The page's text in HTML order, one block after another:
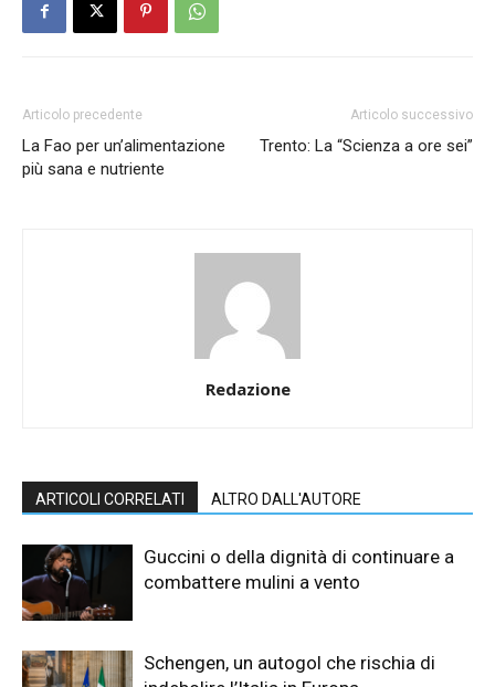
Articolo precedente
La Fao per un’alimentazione
più sana e nutriente
Articolo successivo
Trento: La “Scienza a ore sei”
Redazione
ARTICOLI CORRELATI ALTRO DALL'AUTORE
Guccini o della dignità di continuare a
combattere mulini a vento
Schengen, un autogol che rischia di